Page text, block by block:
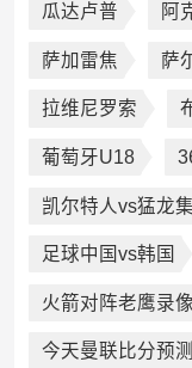
瓜达卢普 阿
萨加雷焦 萨
拉维尼罗索
葡萄牙U18
凯尔特人vs猛龙
足球中国vs韩国
火箭对阵老鹰录像
今天曼联比分预测